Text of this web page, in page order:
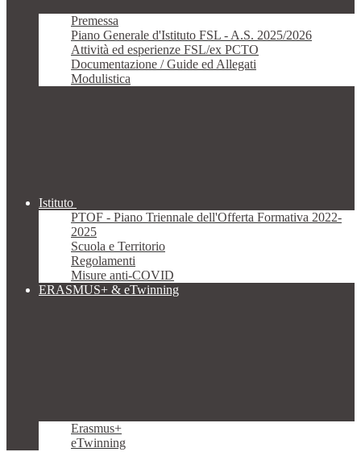
Premessa
Piano Generale d'Istituto FSL - A.S. 2025/2026
Attività ed esperienze FSL/ex PCTO
Documentazione / Guide ed Allegati
Modulistica
Istituto
PTOF - Piano Triennale dell'Offerta Formativa 2022-
2025
Scuola e Territorio
Regolamenti
Misure anti-COVID
ERASMUS+ & eTwinning
Erasmus+
eTwinning